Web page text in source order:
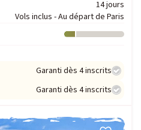
14 jours
Vols inclus - Au départ de Paris
Garanti dès 4 inscrits
Garanti dès 4 inscrits